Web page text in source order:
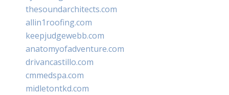
thesoundarchitects.com
allin1roofing.com
keepjudgewebb.com
anatomyofadventure.com
drivancastillo.com
cmmedspa.com
midletontkd.com